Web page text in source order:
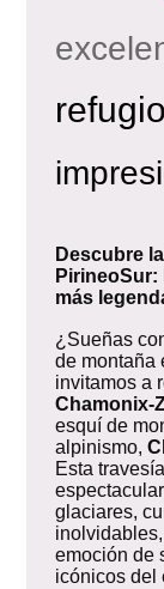
Descubre
PirineoSur:
más
¿Sueñas
de montaña
invitamos a
Chamonix-
esquí de
alpinismo,
Esta
glaciares,
emoción de
icónicos del